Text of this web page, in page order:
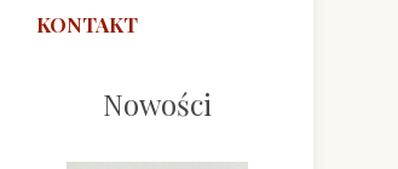
KONTAKT
Nowości